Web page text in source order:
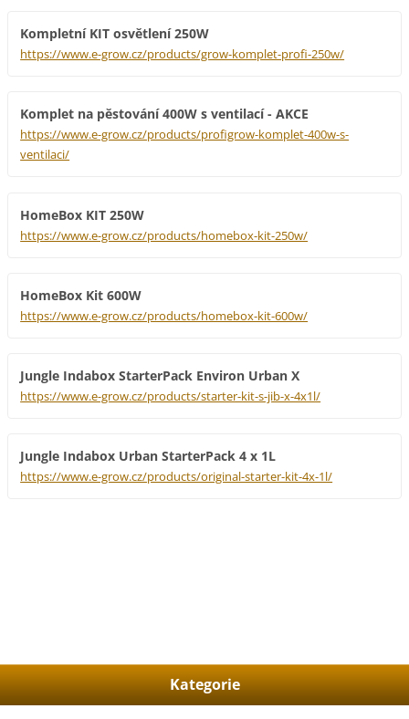
Kompletní KIT osvětlení 250W
https://www.e-grow.cz/products/grow-komplet-profi-250w/
Komplet na pěstování 400W s ventilací - AKCE
https://www.e-grow.cz/products/profigrow-komplet-400w-s-
ventilaci/
HomeBox KIT 250W
https://www.e-grow.cz/products/homebox-kit-250w/
HomeBox Kit 600W
https://www.e-grow.cz/products/homebox-kit-600w/
Jungle Indabox StarterPack Environ Urban X
https://www.e-grow.cz/products/starter-kit-s-jib-x-4x1l/
Jungle Indabox Urban StarterPack 4 x 1L
https://www.e-grow.cz/products/original-starter-kit-4x-1l/
Kategorie